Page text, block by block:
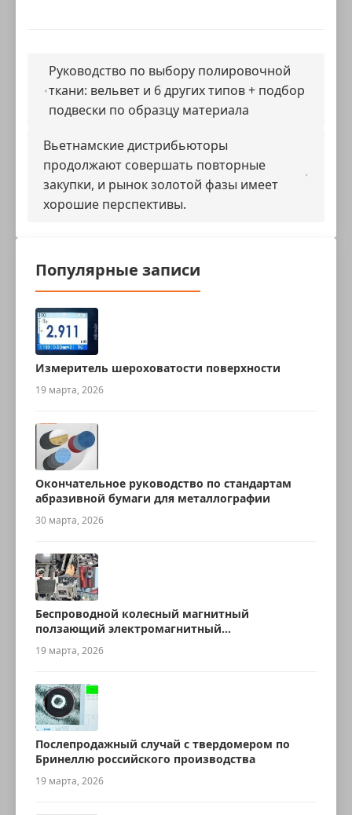
Руководство по выбору полировочной
ткани: вельвет и 6 других типов + подбор
подвески по образцу материала
Вьетнамские дистрибьюторы
продолжают совершать повторные
закупки, и рынок золотой фазы имеет
хорошие перспективы.
Популярные записи
Измеритель шероховатости поверхности
19 марта, 2026
Окончательное руководство по стандартам
абразивной бумаги для металлографии
30 марта, 2026
Беспроводной колесный магнитный
ползающий электромагнитный
ультразвуковой робот для измерения
толщины
19 марта, 2026
Послепродажный случай с твердомером по
Бринеллю российского производства
19 марта, 2026